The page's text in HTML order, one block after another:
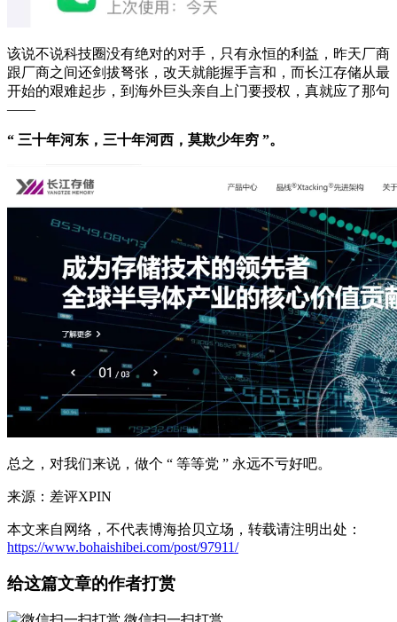
该说不说科技圈没有绝对的对手，只有永恒的利益，昨天厂商
跟厂商之间还剑拔弩张，改天就能握手言和，而长江存储从最
开始的艰难起步，到海外巨头亲自上门要授权，真就应了那句
——
“ 三十年河东，三十年河西，莫欺少年穷 ”。
总之，对我们来说，做个 “ 等等党 ” 永远不亏好吧。
来源：差评XPIN
本文来自网络，不代表博海拾贝立场，转载请注明出处：
https://www.bohaishibei.com/post/97911/
给这篇文章的作者打赏